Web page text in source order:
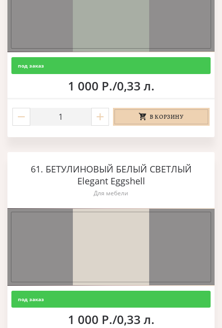
под заказ
1 000 Р./0,33 л.
В КОРЗИНУ
61. БЕТУЛИНОВЫЙ БЕЛЫЙ СВЕТЛЫЙ
Elegant Eggshell
Для мебели
под заказ
1 000 Р./0,33 л.